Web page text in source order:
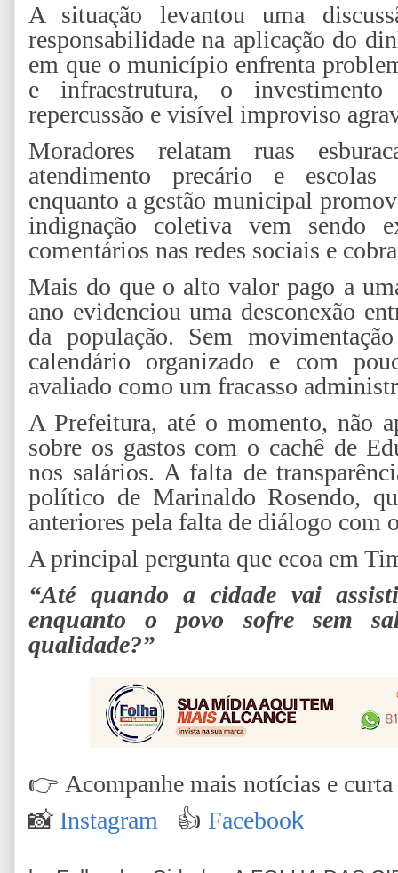
A situação levantou uma
responsabilidade na aplicação do
em que o município enfrenta
e infraestrutura, o
repercussão e visível improviso
Moradores relatam ruas
atendimento precário e escolas
enquanto a gestão municipal
indignação coletiva vem sendo
comentários nas redes sociais e
Mais do que o alto valor pago a
ano evidenciou uma desconexão
da população. Sem
calendário organizado e com
avaliado como um fracasso
A Prefeitura, até o momento, não
sobre os gastos com o cachê de
nos salários. A falta de
político de Marinaldo Rosendo,
anteriores pela falta de diálogo com
A principal pergunta que ecoa em
“Até quando a cidade vai
enquanto o povo sofre sem
qualidade?”
👉 Acompanhe mais notícias e curta
📸 Instagram 👍 Facebook